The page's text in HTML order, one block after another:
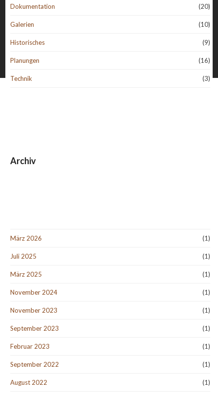
Dokumentation (20)
Galerien (10)
Historisches (9)
Planungen (16)
Technik (3)
Archiv
März 2026 (1)
Juli 2025 (1)
März 2025 (1)
November 2024 (1)
November 2023 (1)
September 2023 (1)
Februar 2023 (1)
September 2022 (1)
August 2022 (1)